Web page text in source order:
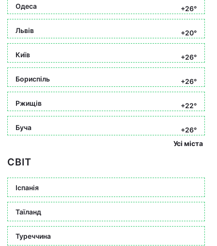
Одеса +26°
Львів +20°
Київ +26°
Бориспіль +26°
Ржищів +22°
Буча
+26°
Усі міста
СВІТ
Іспанія
Таїланд
Туреччина